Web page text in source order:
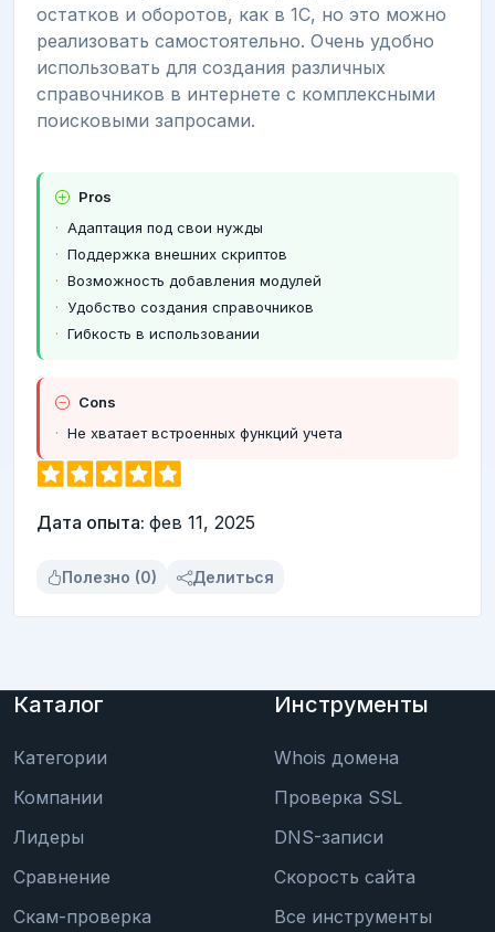
остатков и оборотов, как в 1С, но это можно
реализовать самостоятельно. Очень удобно
использовать для создания различных
справочников в интернете с комплексными
поисковыми запросами.
Pros
Адаптация под свои нужды
Поддержка внешних скриптов
Возможность добавления модулей
Удобство создания справочников
Гибкость в использовании
Cons
Не хватает встроенных функций учета
Дата опыта: фев 11, 2025
Полезно (0) Делиться
Каталог
Категории
Компании
Лидеры
Сравнение
Скам-проверка
Инструменты
Whois домена
Проверка SSL
DNS-записи
Скорость сайта
Все инструменты